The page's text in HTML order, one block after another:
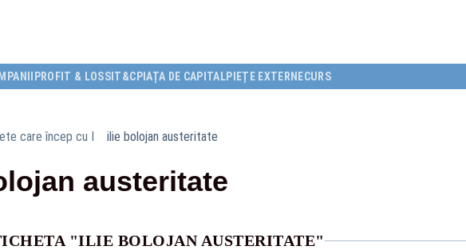
PROFIT & LOSS IT&C PIAȚA DE CAPITALPIEȚE EXTERNECURS
care încep cu I ilie bolojan austeritate
austeritate
"ILIE BOLOJAN AUSTERITATE"